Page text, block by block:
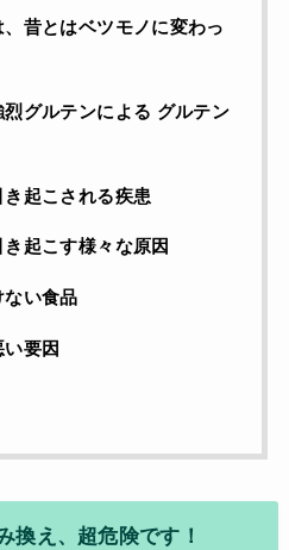
昔とはベツモノに変わっ
グルテンによる グルテン
起こされる疾患
起こす様々な原因
ない食品
要因
換え、超危険です！